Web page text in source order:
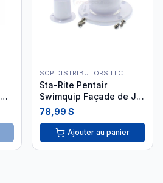
SCP DISTRIBUTORS LLC
Sta-Rite Pentair
Swimquip Façade de Jet
08424-0001 i26
78,99 $
Ajouter au panier